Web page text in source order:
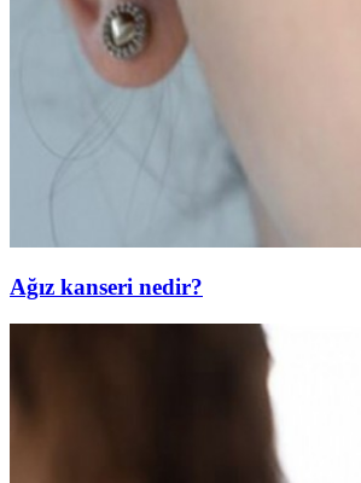
Ağız kanseri nedir?